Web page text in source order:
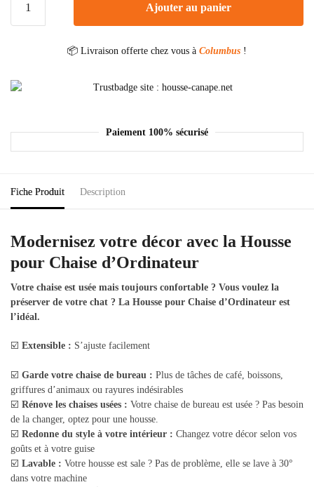
Ajouter au panier
📦 Livraison offerte chez vous à Columbus !
Paiement 100% sécurisé
Fiche Produit Description
Modernisez votre décor avec la Housse
pour Chaise d’Ordinateur
Votre chaise est usée mais toujours confortable ? Vous voulez la
préserver de votre chat ? La Housse pour Chaise d’Ordinateur est
l’idéal.
☑️ Extensible : S’ajuste facilement
☑️ Garde votre chaise de bureau : Plus de tâches de café, boissons,
griffures d’animaux ou rayures indésirables
☑️ Rénove les chaises usées : Votre chaise de bureau est usée ? Pas besoin
de la changer, optez pour une housse.
☑️ Redonne du style à votre intérieur : Changez votre décor selon vos
goûts et à votre guise
☑️ Lavable : Votre housse est sale ? Pas de problème, elle se lave à 30°
dans votre machine